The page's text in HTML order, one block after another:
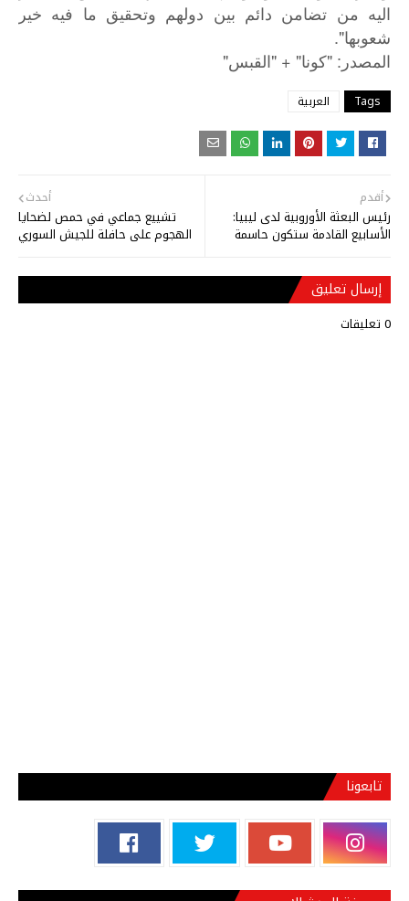
اليه من تضامن دائم بين دولهم وتحقيق ما فيه خير
شعوبها".
المصدر : "كونا" + " القبس"
Tags العربية
أحدث
تشييع جماعي في حمص لضحايا
الهجوم على حافلة للجيش السوري
أقدم
رئيس البعثة الأوروبية لدى ليبيا:
الأسابيع القادمة ستكون حاسمة
إرسال تعليق
0 تعليقات
تابعونا